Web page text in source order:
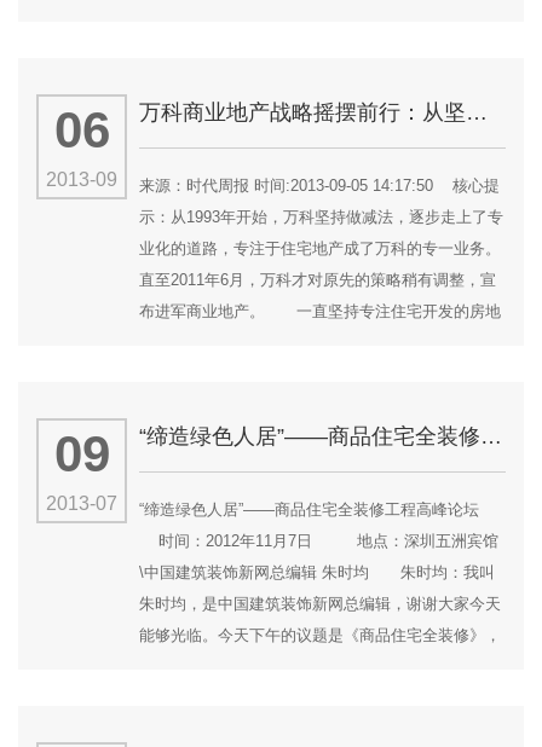
2013年9月1日正式实施。 氧宜多·生态壁材总经
理刘书生表示...
万科商业地产战略摇摆前行：从坚决反对到审慎介入 商住比二八开
06
2013-09
来源：时代周报 时间:2013-09-05 14:17:50 核心提
示：从1993年开始，万科坚持做减法，逐步走上了专
业化的道路，专注于住宅地产成了万科的专一业务。
直至2011年6月，万科才对原先的策略稍有调整，宣
布进军商业地产。 一直坚持专注住宅开发的房地
80%，万科的商业地产战略即将小试牛刀。 而事
实上，从1993年开始，...
“缔造绿色人居”——商品住宅全装修工程高峰论坛
09
2013-07
“缔造绿色人居”——商品住宅全装修工程高峰论坛
时间：2012年11月7日 地点：深圳五洲宾馆
\中国建筑装饰新网总编辑 朱时均 朱时均：我叫
朱时均，是中国建筑装饰新网总编辑，谢谢大家今天
能够光临。今天下午的议题是《商品住宅全装修》，